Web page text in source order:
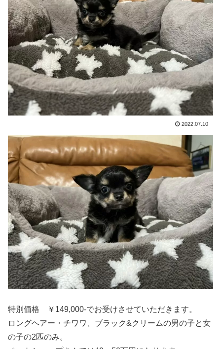
2022.07.10
特別価格 ￥149,000-でお受けさせていただきます。
ロングヘアー・チワワ、ブラック&クリームの男の子と女
の子の2匹のみ。